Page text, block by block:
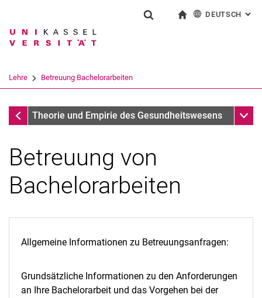
Springe direkt zu: Inhalt
Springe direkt zu: Suche
Springe direkt zu:
Suchbegriff
Suchen (öffnet externen Link in einem
DEUTSCH :
Lehre Betreuung Bachelorarbeiten
LehreTheorie und Empirie des Gesundheitswesens
Betreuung von
Bachelorarbeiten
Allgemeine Informationen zu Betreuungsanfragen:
Grundsätzliche Informationen zu den Anforderungen
an Ihre Bachelorarbeit und das Vorgehen bei der